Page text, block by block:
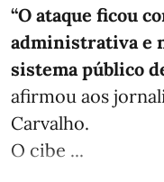
“O ataque ficou
administrativa e
sistema público
afirmou aos
Carvalho.
O cibe ...